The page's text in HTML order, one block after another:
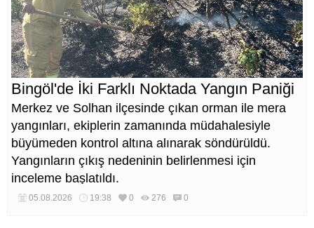
Bingöl'de İki Farklı Noktada Yangın Paniği
Merkez ve Solhan ilçesinde çıkan orman ile mera
yangınları, ekiplerin zamanında müdahalesiyle
büyümeden kontrol altına alınarak söndürüldü.
Yangınların çıkış nedeninin belirlenmesi için
inceleme başlatıldı.
05.08.2026 19:38 0 276 0